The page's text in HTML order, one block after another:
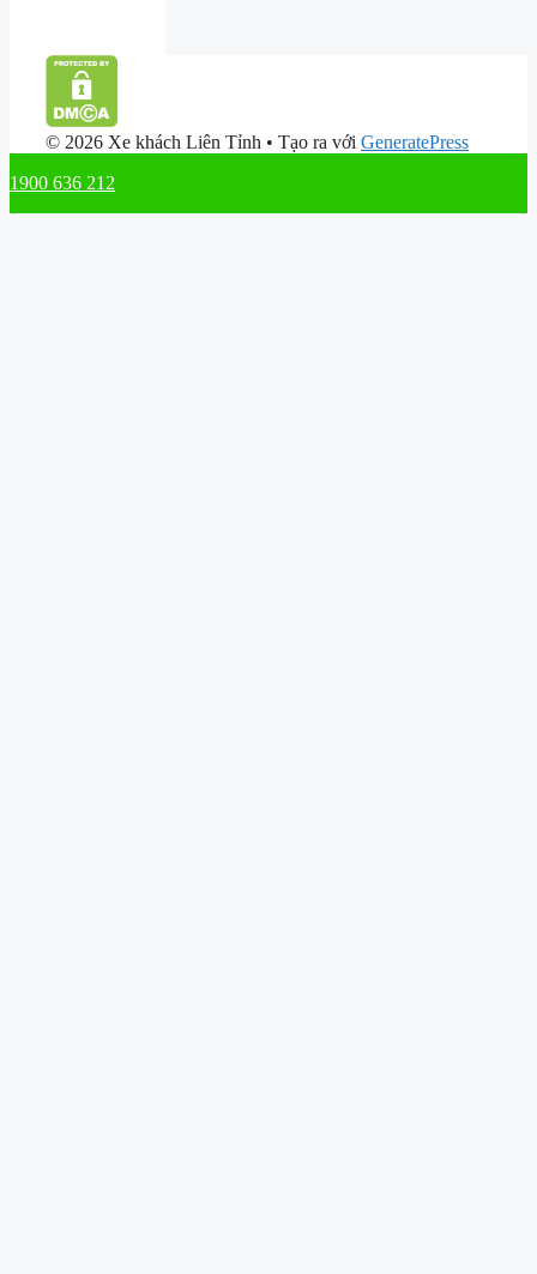
© 2026 Xe khách Liên Tỉnh • Tạo ra với GeneratePress
1900 636 212